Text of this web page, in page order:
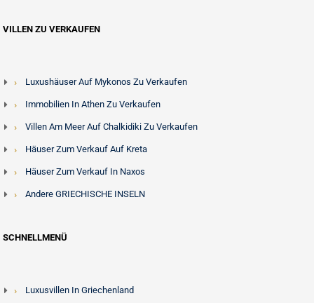
VILLEN ZU VERKAUFEN
Luxushäuser Auf Mykonos Zu Verkaufen
Immobilien In Athen Zu Verkaufen
Villen Am Meer Auf Chalkidiki Zu Verkaufen
Häuser Zum Verkauf Auf Kreta
Häuser Zum Verkauf In Naxos
Andere GRIECHISCHE INSELN
SCHNELLMENÜ
Luxusvillen In Griechenland